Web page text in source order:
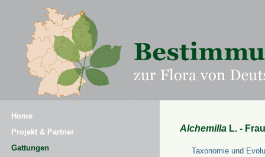
Home
Projekt & Partner
Gattungen
Alchemilla L. -
Taxonomie und